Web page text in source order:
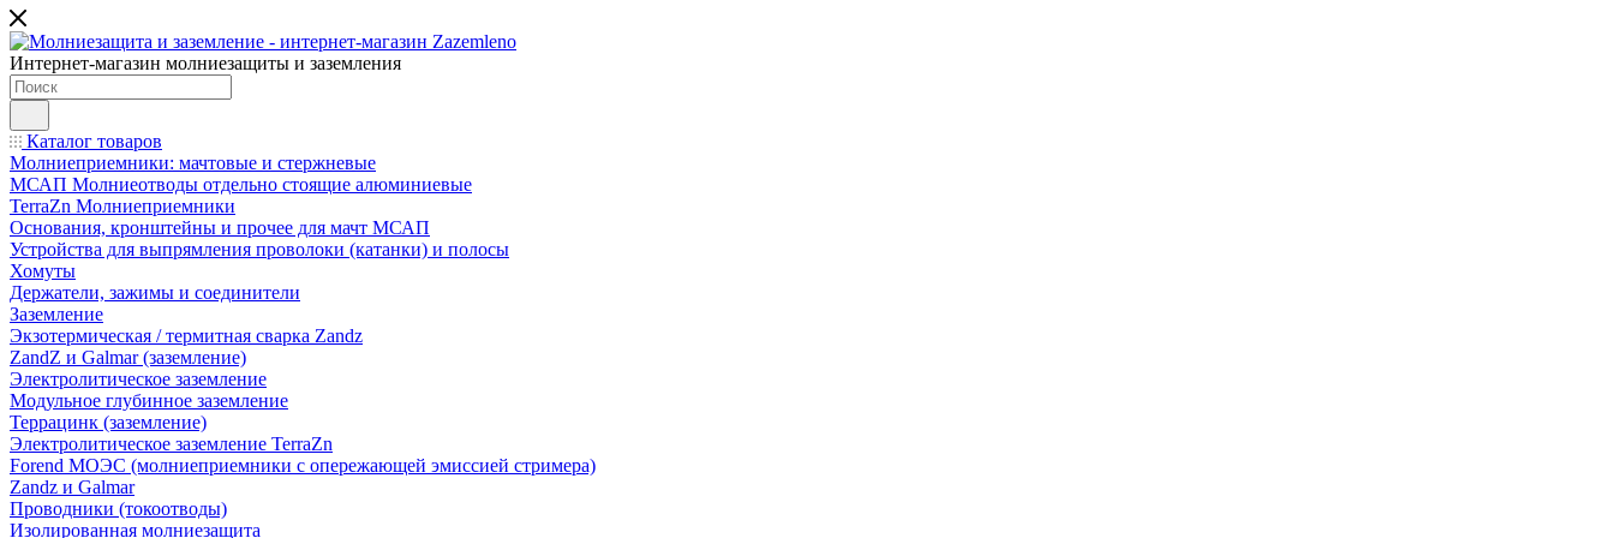
Интернет-магазин молниезащиты и заземления
Каталог товаров
Молниеприемники: мачтовые и стержневые
МСАП Молниеотводы отдельно стоящие алюминиевые
TerraZn Молниеприемники
Основания, кронштейны и прочее для мачт МСАП
Устройства для выпрямления проволоки (катанки) и полосы
Хомуты
Держатели, зажимы и соединители
Заземление
Экзотермическая / термитная сварка Zandz
ZandZ и Galmar (заземление)
Электролитическое заземление
Модульное глубинное заземление
Террацинк (заземление)
Электролитическое заземление TerraZn
Forend МОЭС (молниеприемники с опережающей эмиссией стримера)
Zandz и Galmar
Проводники (токоотводы)
Изолированная молниезащита